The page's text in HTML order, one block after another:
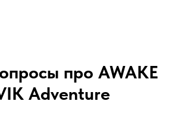
про AWAKE
Adventure